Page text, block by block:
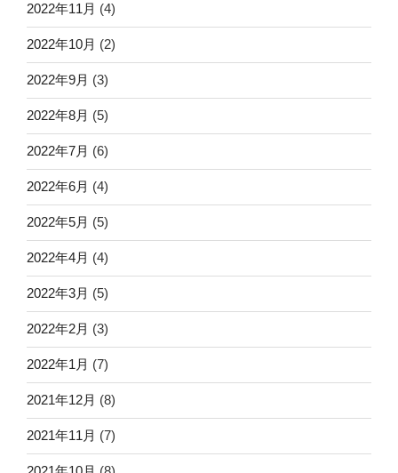
2022年11月 (4)
2022年10月 (2)
2022年9月 (3)
2022年8月 (5)
2022年7月 (6)
2022年6月 (4)
2022年5月 (5)
2022年4月 (4)
2022年3月 (5)
2022年2月 (3)
2022年1月 (7)
2021年12月 (8)
2021年11月 (7)